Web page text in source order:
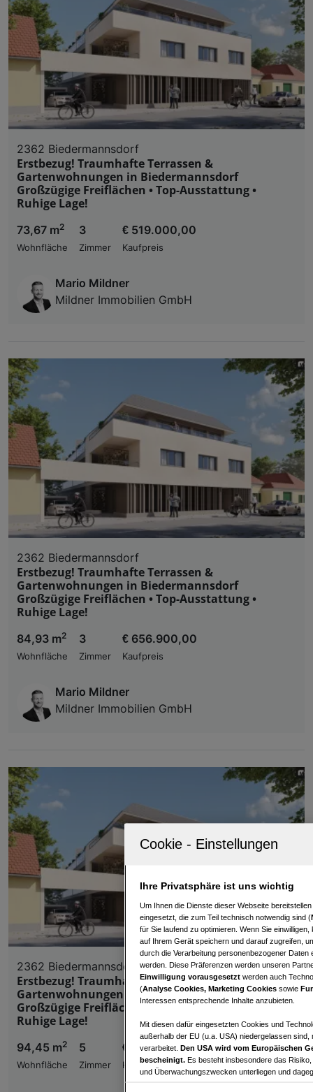
2362 Biedermannsdorf
Erstbezug! Traumhafte Terrassen &
Gartenwohnungen in Biedermannsdorf
Großzügige Freiflächen • Top-Ausstattung •
Ruhige Lage!
73,67 m2
Wohnfläche
3
Zimmer
€ 519.000,00
Kaufpreis
Mario Mildner
Mildner Immobilien GmbH
2362 Biedermannsdorf
Erstbezug! Traumhafte Terrassen &
Gartenwohnungen in Biedermannsdorf
Großzügige Freiflächen • Top-Ausstattung •
Ruhige Lage!
84,93 m2
Wohnfläche
3
Zimmer
€ 656.900,00
Kaufpreis
Mario Mildner
Mildner Immobilien GmbH
2362 Biedermannsdorf
Erstbezug! Traumhafte Terrassen &
Gartenwohnungen in Biedermannsdorf
Großzügige Freiflächen • Top-Ausstattung •
Ruhige Lage!
94,45 m2
Wohnfläche
5
Zimmer
€ 649.000,00
Kaufpreis
Ihre Privatsphäre ist uns wichtig
Um Ihnen die Dienste dieser Webseite
eingesetzt, die zum Teil technisch notwendig sind (
für Sie laufend zu optimieren. Wenn Sie
auf Ihrem Gerät speichern und darauf zugreifen,
durch die Verarbeitung personenbezogener
werden. Diese Präferenzen werden unseren
Einwilligung vorausgesetzt werden auch
(Analyse Cookies, Marketing Cookies sowie
Interessen entsprechende Inhalte anzubieten.
Mit diesen dafür eingesetzten Cookies und
außerhalb der EU (u.a. USA) niedergelassen
verarbeitet. Den USA wird vom Europäischen
bescheinigt. Es besteht insbesondere das
und Überwachungszwecken unterliegen und